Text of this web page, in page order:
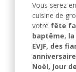
Vous serez en
cuisine de
votre fête
baptême, la
EVJF, des
Noël, Jour